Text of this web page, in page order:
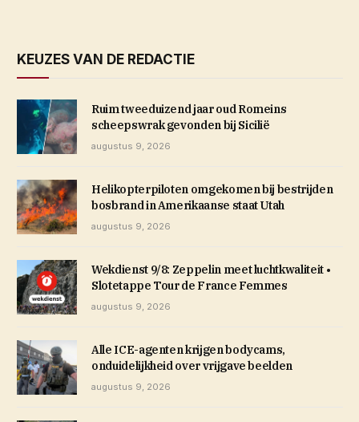
KEUZES VAN DE REDACTIE
Ruim tweeduizend jaar oud Romeins
scheepswrak gevonden bij Sicilië
augustus 9, 2026
Helikopterpiloten omgekomen bij bestrijden
bosbrand in Amerikaanse staat Utah
augustus 9, 2026
Wekdienst 9/8: Zeppelin meet luchtkwaliteit •
Slotetappe Tour de France Femmes
augustus 9, 2026
Alle ICE-agenten krijgen bodycams,
onduidelijkheid over vrijgave beelden
augustus 9, 2026